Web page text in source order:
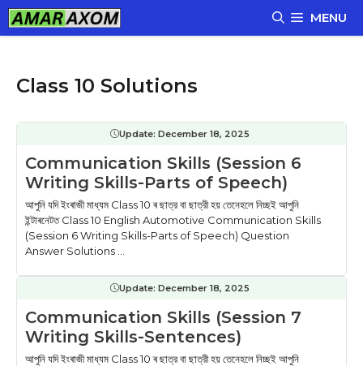
Skip
to
MENU
Class 10 Solutions
Update: December 18, 2025
Communication Skills (Session 6
Writing Skills-Parts of Speech)
আপুনি যদি ইংৰাজী মাধ্যম Class 10 ৰ ছাত্র বা ছাত্রী হয় তেনেহলে নিচ্ছই আপুনি
ইন্টাৰনেটত Class 10 English Automotive Communication Skills
(Session 6 Writing Skills-Parts of Speech) Question
Answer Solutions ...
Update: December 18, 2025
Communication Skills (Session 7
Writing Skills-Sentences)
আপুনি যদি ইংৰাজী মাধ্যম Class 10 ৰ ছাত্র বা ছাত্রী হয় তেনেহলে নিচ্ছই আপুনি